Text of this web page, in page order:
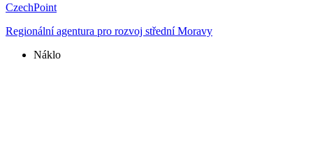
CzechPoint
Regionální agentura pro rozvoj střední Moravy
Náklo